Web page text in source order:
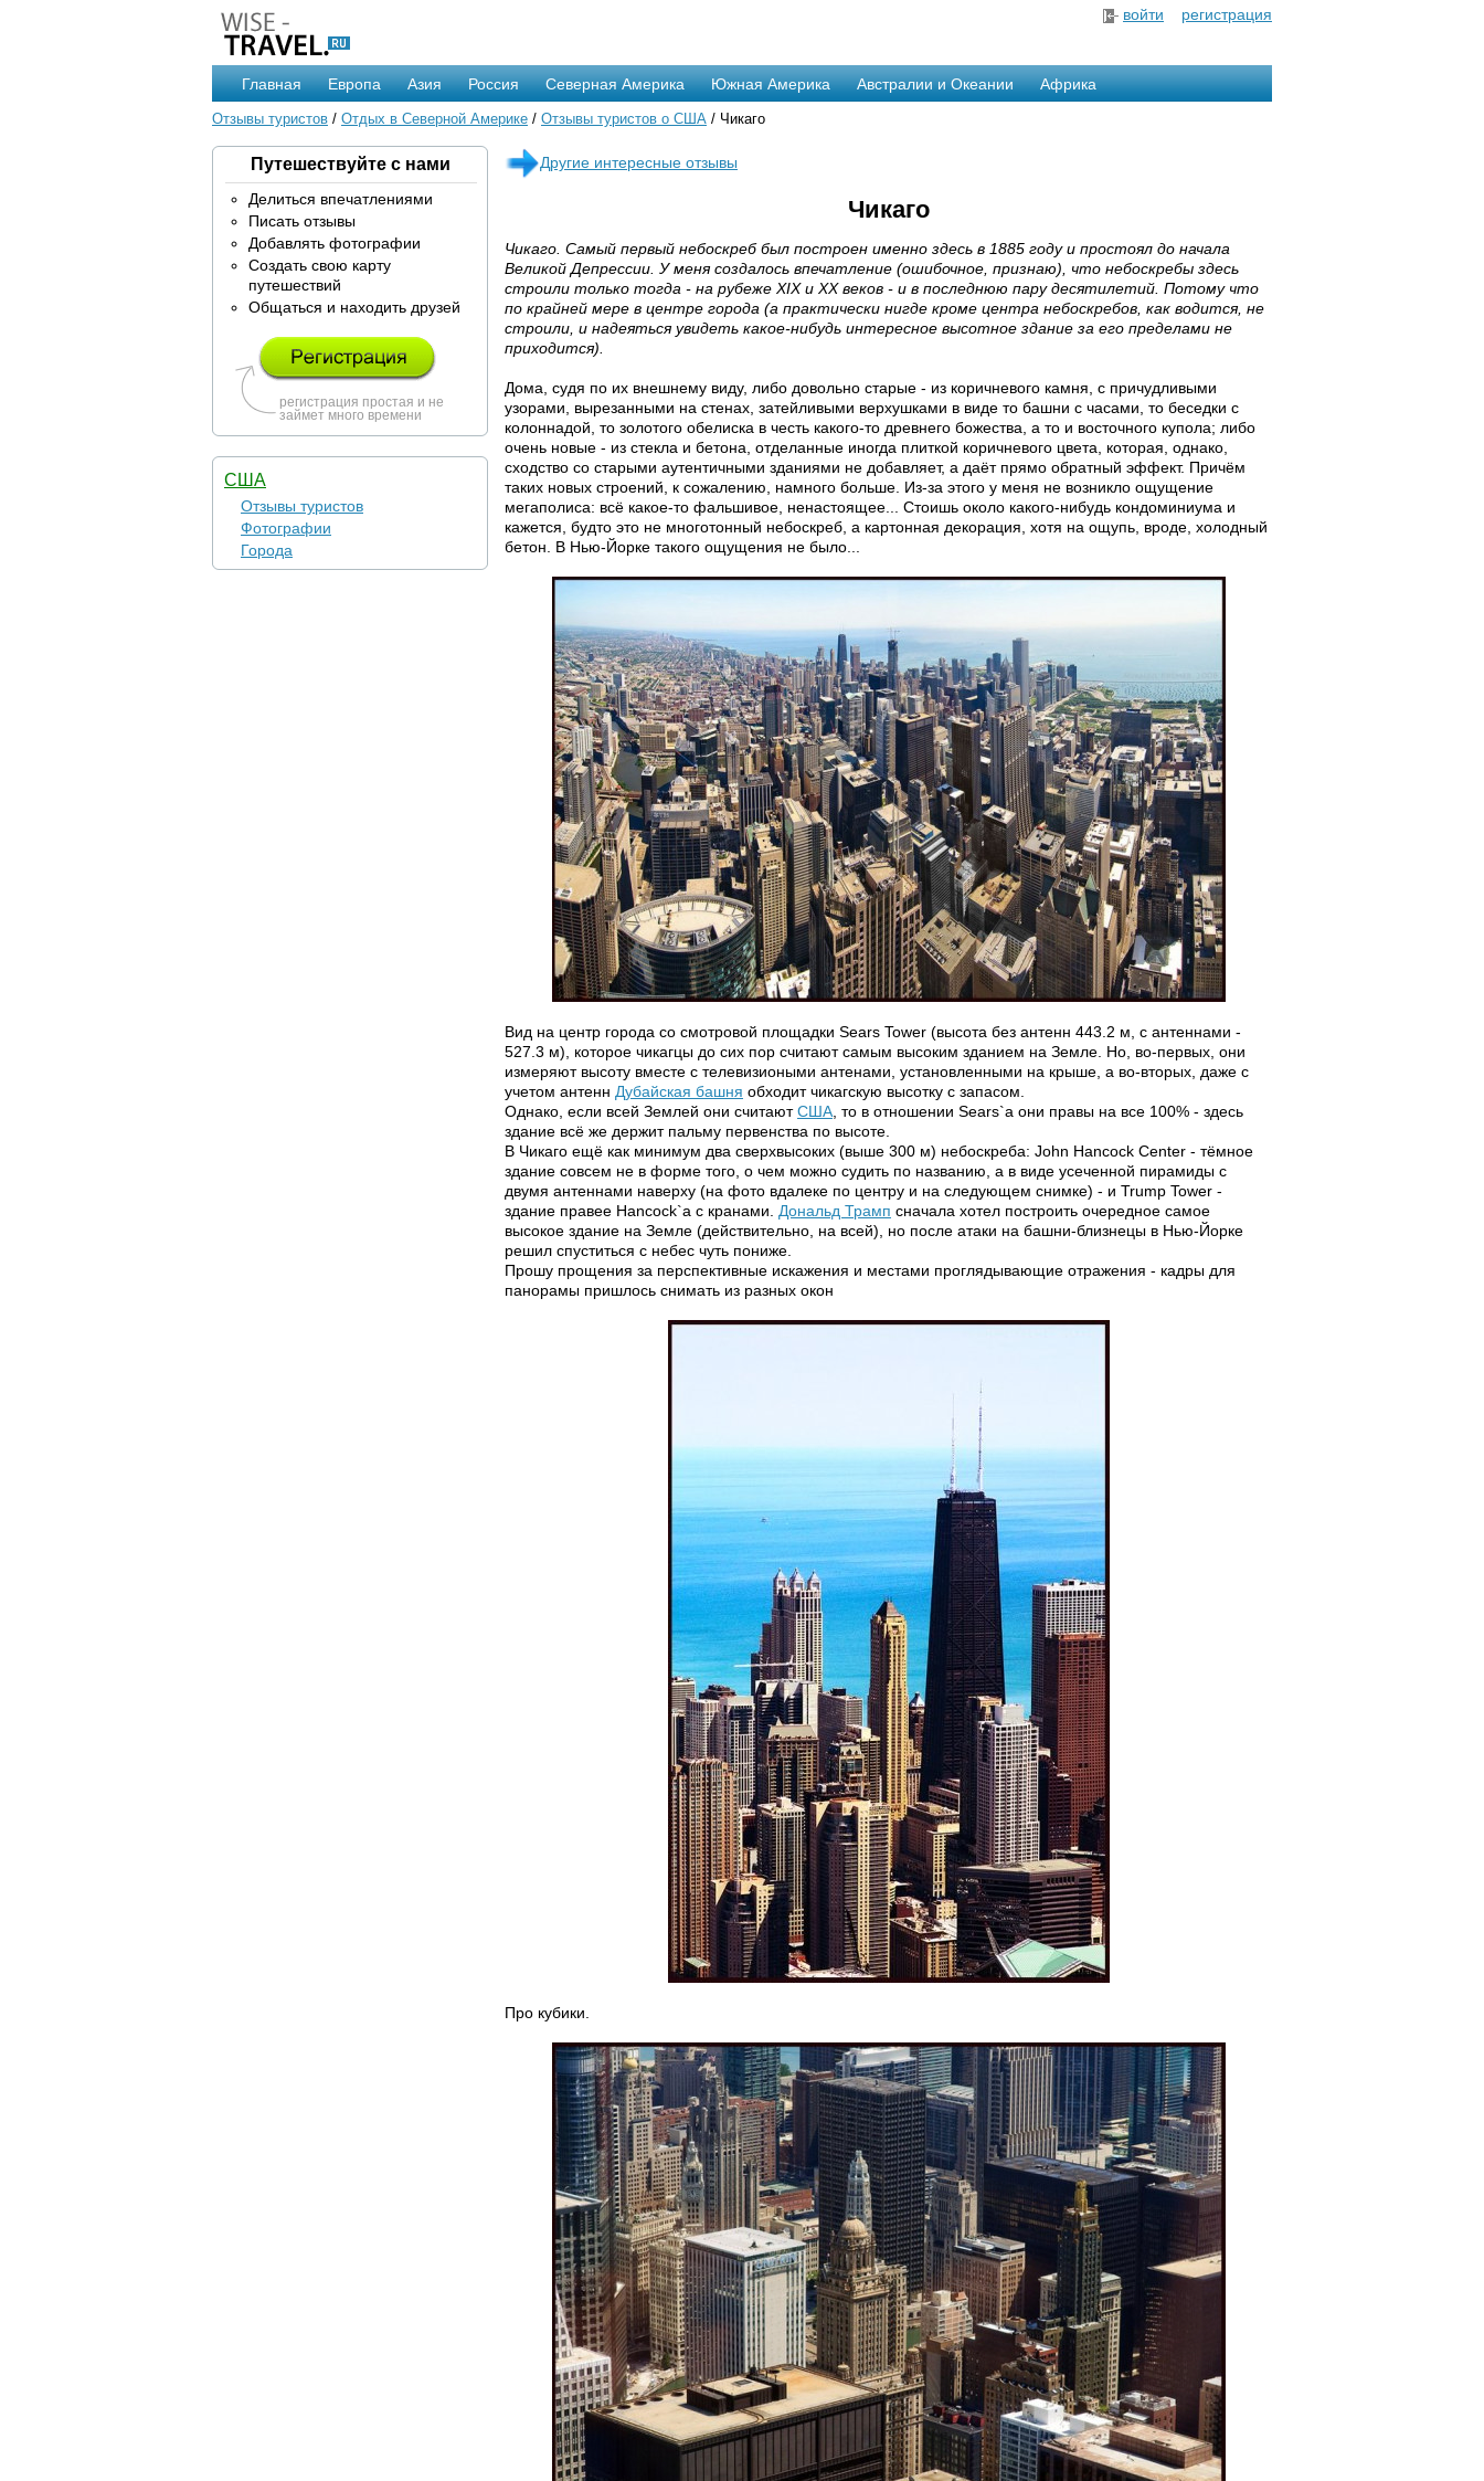
войти регистрация
Главная Европа Азия Россия Северная Америка Южная Америка Австралии и Океании Африка
Отзывы туристов / Отдых в Северной Америке / Отзывы туристов о США / Чикаго
Путешествуйте с нами
Делиться впечатлениями
Писать отзывы
Добавлять фотографии
Создать свою карту
путешествий
Общаться и находить друзей
регистрация простая и не
займет много времени
США
Отзывы туристов
Фотографии
Города
Другие интересные отзывы
Чикаго
Чикаго. Самый первый небоскреб был построен именно здесь в 1885 году и простоял до начала
Великой Депрессии. У меня создалось впечатление (ошибочное, признаю), что небоскребы здесь
строили только тогда - на рубеже XIX и XX веков - и в последнюю пару десятилетий. Потому что
по крайней мере в центре города (а практически нигде кроме центра небоскребов, как водится, не
строили, и надеяться увидеть какое-нибудь интересное высотное здание за его пределами не
приходится).
Дома, судя по их внешнему виду, либо довольно старые - из коричневого камня, с причудливыми
узорами, вырезанными на стенах, затейливыми верхушками в виде то башни с часами, то беседки с
колоннадой, то золотого обелиска в честь какого-то древнего божества, а то и восточного купола; либо
очень новые - из стекла и бетона, отделанные иногда плиткой коричневого цвета, которая, однако,
сходство со старыми аутентичными зданиями не добавляет, а даёт прямо обратный эффект. Причём
таких новых строений, к сожалению, намного больше. Из-за этого у меня не возникло ощущение
мегаполиса: всё какое-то фальшивое, ненастоящее... Стоишь около какого-нибудь кондоминиума и
кажется, будто это не многотонный небоскреб, а картонная декорация, хотя на ощупь, вроде, холодный
бетон. В Нью-Йорке такого ощущения не было...
Вид на центр города со смотровой площадки Sears Tower (высота без антенн 443.2 м, с антеннами -
527.3 м), которое чикагцы до сих пор считают самым высоким зданием на Земле. Но, во-первых, они
измеряют высоту вместе с телевизиоными антенами, установленными на крыше, а во-вторых, даже с
учетом антенн Дубайская башня обходит чикагскую высотку с запасом.
Однако, если всей Землей они считаютСША , то в отношении Sears`a они правы на все 100% - здесь
здание всё же держит пальму первенства по высоте.
В Чикаго ещё как минимум два сверхвысоких (выше 300 м) небоскреба: John Hancock Center - тёмное
здание совсем не в форме того, о чем можно судить по названию, а в виде усеченной пирамиды с
двумя антеннами наверху (на фото вдалеке по центру и на следующем снимке) - и Trump Tower -
здание правее Hancock`a с кранами. Дональд Трамп сначала хотел построить очередное самое
высокое здание на Земле (действительно, на всей), но после атаки на башни-близнецы в Нью-Йорке
решил спуститься с небес чуть пониже.
Прошу прощения за перспективные искажения и местами проглядывающие отражения - кадры для
панорамы пришлось снимать из разных окон
Про кубики.